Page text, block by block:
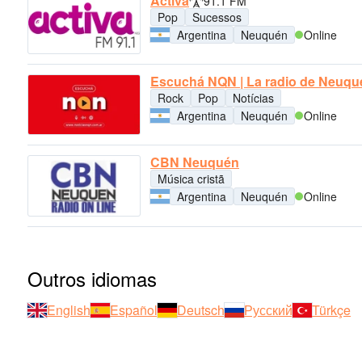
Pop
Sucessos
Argentina
Neuquén Online
Escuchá NQN | La radio de
Rock Pop
Notícias
Argentina
Neuquén Online
CBN Neuquén
Música cristã
Argentina
Neuquén Online
Outros idiomas
English Español Deutsch Русский Türkçe